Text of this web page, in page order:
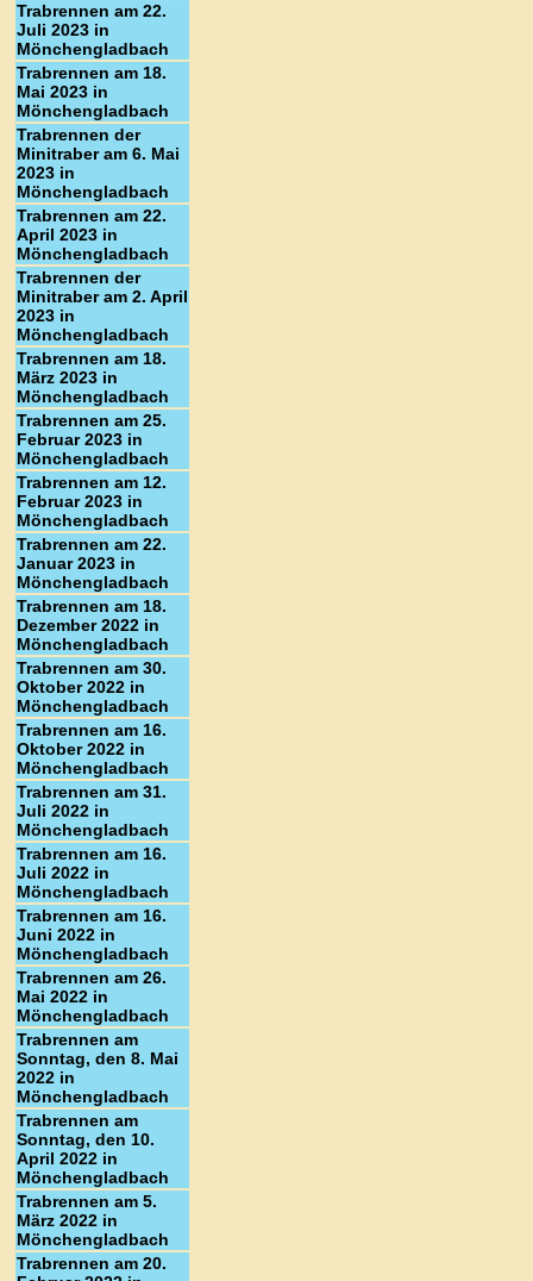
Trabrennen am 22.
Juli 2023 in
Mönchengladbach
Trabrennen am 18.
Mai 2023 in
Mönchengladbach
Trabrennen der
Minitraber am 6. Mai
2023 in
Mönchengladbach
Trabrennen am 22.
April 2023 in
Mönchengladbach
Trabrennen der
Minitraber am 2. April
2023 in
Mönchengladbach
Trabrennen am 18.
März 2023 in
Mönchengladbach
Trabrennen am 25.
Februar 2023 in
Mönchengladbach
Trabrennen am 12.
Februar 2023 in
Mönchengladbach
Trabrennen am 22.
Januar 2023 in
Mönchengladbach
Trabrennen am 18.
Dezember 2022 in
Mönchengladbach
Trabrennen am 30.
Oktober 2022 in
Mönchengladbach
Trabrennen am 16.
Oktober 2022 in
Mönchengladbach
Trabrennen am 31.
Juli 2022 in
Mönchengladbach
Trabrennen am 16.
Juli 2022 in
Mönchengladbach
Trabrennen am 16.
Juni 2022 in
Mönchengladbach
Trabrennen am 26.
Mai 2022 in
Mönchengladbach
Trabrennen am
Sonntag, den 8. Mai
2022 in
Mönchengladbach
Trabrennen am
Sonntag, den 10.
April 2022 in
Mönchengladbach
Trabrennen am 5.
März 2022 in
Mönchengladbach
Trabrennen am 20.